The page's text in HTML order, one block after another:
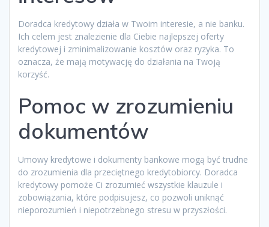
Doradca kredytowy działa w Twoim interesie, a nie banku.
Ich celem jest znalezienie dla Ciebie najlepszej oferty
kredytowej i zminimalizowanie kosztów oraz ryzyka. To
oznacza, że mają motywację do działania na Twoją
korzyść.
Pomoc w zrozumieniu
dokumentów
Umowy kredytowe i dokumenty bankowe mogą być trudne
do zrozumienia dla przeciętnego kredytobiorcy. Doradca
kredytowy pomoże Ci zrozumieć wszystkie klauzule i
zobowiązania, które podpisujesz, co pozwoli uniknąć
nieporozumień i niepotrzebnego stresu w przyszłości.